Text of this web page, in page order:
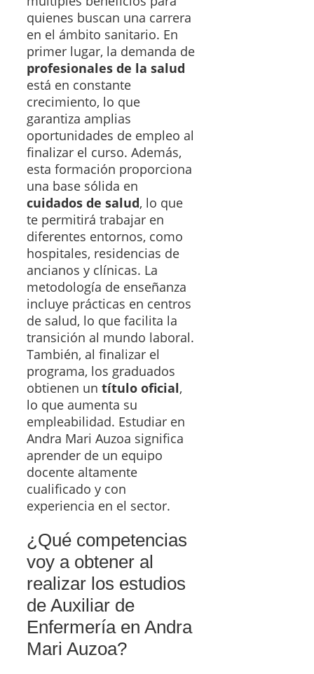
quienes buscan una carrera
en el ámbito sanitario. En
primer lugar, la demanda de
profesionales de la salud
está en constante
crecimiento, lo que
garantiza amplias
oportunidades de empleo al
finalizar el curso. Además,
esta formación proporciona
una base sólida en
cuidados de salud, lo que
te permitirá trabajar en
diferentes entornos, como
hospitales, residencias de
ancianos y clínicas. La
metodología de enseñanza
incluye prácticas en centros
de salud, lo que facilita la
transición al mundo laboral.
También, al finalizar el
programa, los graduados
obtienen un título oficial,
lo que aumenta su
empleabilidad. Estudiar en
Andra Mari Auzoa significa
aprender de un equipo
docente altamente
cualificado y con
experiencia en el sector.
¿Qué competencias
voy a obtener al
realizar los estudios
de Auxiliar de
Enfermería en Andra
Mari Auzoa?